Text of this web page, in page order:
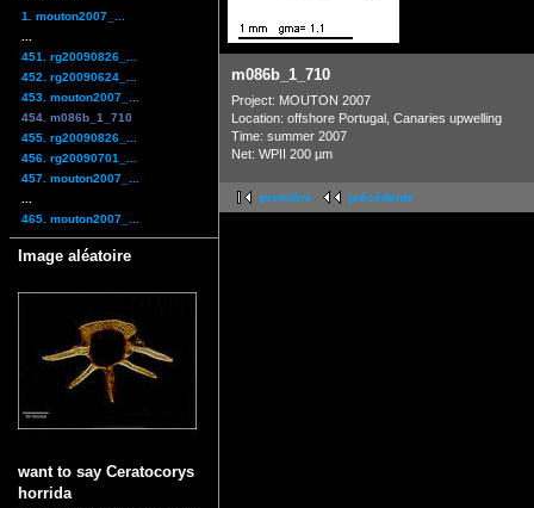
1. mouton2007_...
451. rg20090826_...
452. rg20090624_...
453. mouton2007_...
454. m086b_1_710
455. rg20090826_...
456. rg20090701_...
457. mouton2007_...
465. mouton2007_...
Image aléatoire
want to say Ceratocorys
horrida
m086b_1_710
Project: MOUTON 2007
Location: offshore Portugal, Canaries upwelling
Time: summer 2007
Net: WPII 200 µm
première précédente